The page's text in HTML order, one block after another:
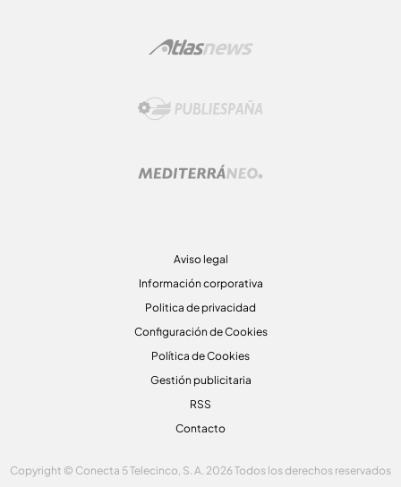
Aviso legal
Información corporativa
Politica de privacidad
Configuración de Cookies
Política de Cookies
Gestión publicitaria
RSS
Contacto
Copyright © Conecta 5 Telecinco, S. A. 2026 Todos los derechos reservados